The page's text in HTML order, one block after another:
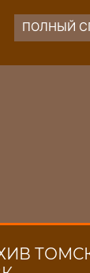
ПОЛНЫЙ